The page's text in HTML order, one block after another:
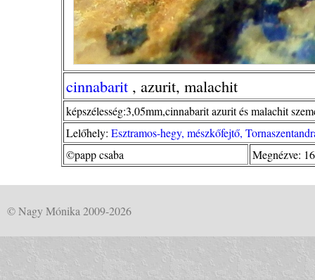
cinnabarit , azurit, malachit
képszélesség:3,05mm,cinnabarit azurit és malachit
Lelőhely: Esztramos-hegy, mészkőfejtő,
©papp csaba
Megnézve:
© Nagy Mónika 2009-2026